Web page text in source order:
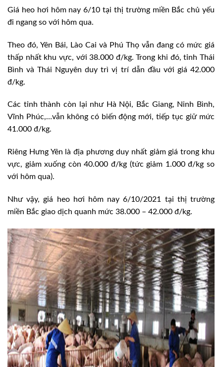
Giá heo hơi hôm nay 6/10 tại thị trường miền Bắc chủ yếu
đi ngang so với hôm qua.
Theo đó, Yên Bái, Lào Cai và Phú Thọ vẫn đang có mức giá
thấp nhất khu vực, với 38.000 đ/kg. Trong khi đó, tỉnh Thái
Bình và Thái Nguyên duy trì vị trí dẫn đầu với giá 42.000
đ/kg.
Các tỉnh thành còn lại như Hà Nội, Bắc Giang, Ninh Bình,
Vĩnh Phúc,…vẫn không có biến động mới, tiếp tục giữ mức
41.000 đ/kg.
Riêng Hưng Yên là địa phương duy nhất giảm giá trong khu
vực, giảm xuống còn 40.000 đ/kg (tức giảm 1.000 đ/kg so
với hôm qua).
Như vậy, giá heo hơi hôm nay 6/10/2021 tại thị trường
miền Bắc giao dịch quanh mức 38.000 – 42.000 đ/kg.